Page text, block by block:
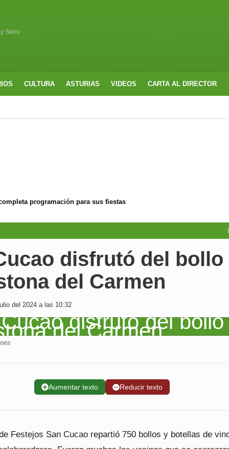
Siero
CULTURA ASTURIAS VIDEOS CARTA AL DIRECTOR
programación para sus fiestas
disfrutó del bollo
del Carmen
del 2024 a las 10:32
➕Aumentar texto ➖Reducir texto
Festejos San Cucao repartió 750 bollos y botellas de